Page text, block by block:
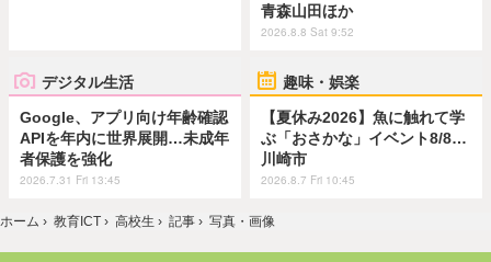
青森山田ほか
2026.8.8 Sat 9:52
デジタル生活
Google、アプリ向け年齢確認
APIを年内に世界展開…未成年
者保護を強化
2026.7.31 Fri 13:45
趣味・娯楽
【夏休み2026】魚に触れて学
ぶ「おさかな」イベント8/8…
川崎市
2026.8.7 Fri 10:45
ホーム › 教育ICT › 高校生 › 記事 › 写真・画像